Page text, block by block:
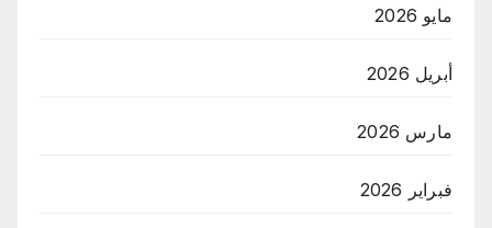
مايو 2026
أبريل 2026
مارس 2026
فبراير 2026